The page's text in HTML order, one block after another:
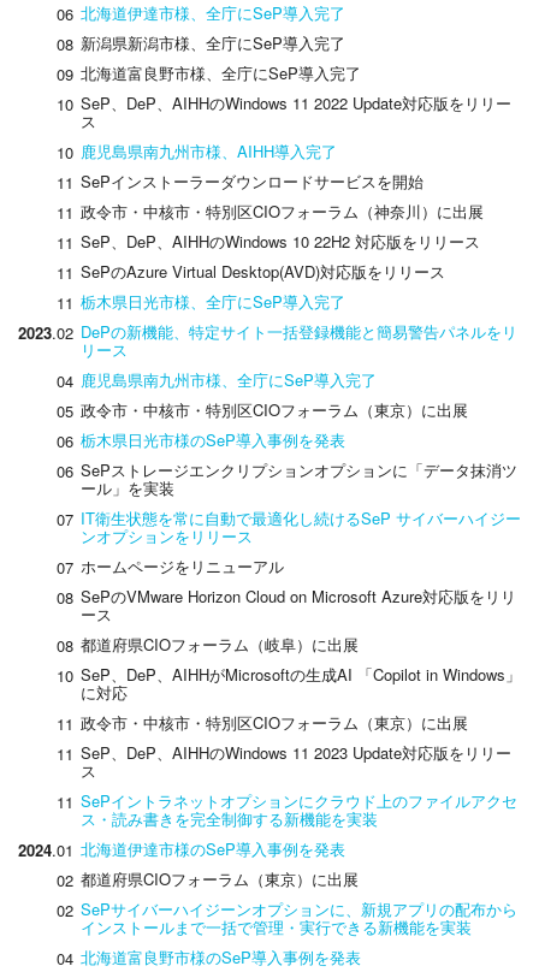
06 北海道伊達市様、全庁にSeP導入完了
08 新潟県新潟市様、全庁にSeP導入完了
09 北海道富良野市様、全庁にSeP導入完了
10 SeP、DeP、AIHHのWindows 11 2022 Update対応版をリリー
ス
10 鹿児島県南九州市様、AIHH導入完了
11 SePインストーラーダウンロードサービスを開始
11 政令市・中核市・特別区CIOフォーラム（神奈川）に出展
11 SeP、DeP、AIHHのWindows 10 22H2 対応版をリリース
11 SePのAzure Virtual Desktop(AVD)対応版をリリース
11 栃木県日光市様、全庁にSeP導入完了
2023.02 DePの新機能、特定サイト一括登録機能と簡易警告パネルをリ
リース
04 鹿児島県南九州市様、全庁にSeP導入完了
05 政令市・中核市・特別区CIOフォーラム（東京）に出展
06 栃木県日光市様のSeP導入事例を発表
06 SePストレージエンクリプションオプションに「データ抹消ツ
ール」を実装
07 IT衛生状態を常に自動で最適化し続けるSeP サイバーハイジー
ンオプションをリリース
07 ホームページをリニューアル
08 SePのVMware Horizon Cloud on Microsoft Azure対応版をリリ
ース
08 都道府県CIOフォーラム（岐阜）に出展
10 SeP、DeP、AIHHがMicrosoftの生成AI 「Copilot in Windows」
に対応
11 政令市・中核市・特別区CIOフォーラム（東京）に出展
11 SeP、DeP、AIHHのWindows 11 2023 Update対応版をリリー
ス
11 SePイントラネットオプションにクラウド上のファイルアクセ
ス・読み書きを完全制御する新機能を実装
2024.01 北海道伊達市様のSeP導入事例を発表
02 都道府県CIOフォーラム（東京）に出展
02 SePサイバーハイジーンオプションに、新規アプリの配布から
インストールまで一括で管理・実行できる新機能を実装
04 北海道富良野市様のSeP導入事例を発表